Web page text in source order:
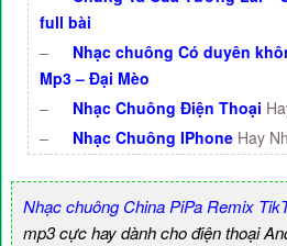
full bài
–
Nhạc chuông Có duyên
Mp3 – Đại Mèo
–
Nhạc Chuông Điện Thoại
–
Nhạc Chuông IPhone Hay
Nhạc chuông China PiPa Remix
mp3 cực hay dành cho điện thoại